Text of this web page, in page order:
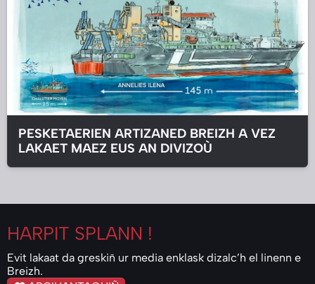
PESKETAERIEN ARTIZANED BREIZH A VEZ
LAKAET MAEZ EUS AN DIVIZOÙ
HARPIT SPLANN !
Evit lakaat da greskiñ ur media enklask dizalc’h el linenn e
Breizh.